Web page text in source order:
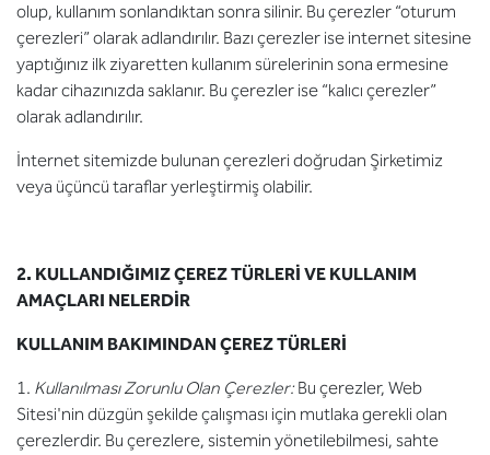
olup, kullanım sonlandıktan sonra silinir. Bu çerezler “oturum
çerezleri” olarak adlandırılır. Bazı çerezler ise internet sitesine
yaptığınız ilk ziyaretten kullanım sürelerinin sona ermesine
kadar cihazınızda saklanır. Bu çerezler ise “kalıcı çerezler”
olarak adlandırılır.
İnternet sitemizde bulunan çerezleri doğrudan Şirketimiz
veya üçüncü taraflar yerleştirmiş olabilir.
2. KULLANDIĞIMIZ ÇEREZ TÜRLERİ VE KULLANIM
AMAÇLARI NELERDİR
KULLANIM BAKIMINDAN ÇEREZ TÜRLERİ
1. Kullanılması Zorunlu Olan Çerezler:Bu çerezler, Web
Sitesi'nin düzgün şekilde çalışması için mutlaka gerekli olan
çerezlerdir. Bu çerezlere, sistemin yönetilebilmesi, sahte